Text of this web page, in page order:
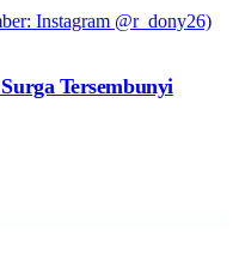
Tersembunyi